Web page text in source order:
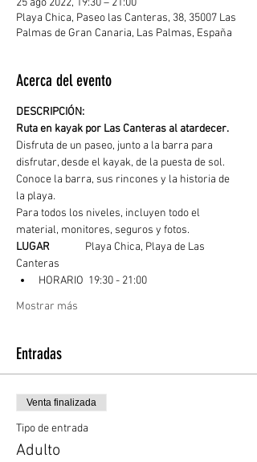
25 ago 2022, 19:30 – 21:00
Playa Chica, Paseo las Canteras, 38, 35007 Las
Palmas de Gran Canaria, Las Palmas, España
Acerca del evento
DESCRIPCIÓN:
Ruta en kayak por Las Canteras al atardecer.
Disfruta de un paseo, junto a la barra para
disfrutar, desde el kayak, de la puesta de sol.
Conoce la barra, sus rincones y la historia de
la playa.
Para todos los niveles, incluyen todo el
material, monitores, seguros y fotos.
LUGAR
Canteras
HORARIO  19:30 - 21:00
Mostrar más
Entradas
Venta finalizada
Tipo de entrada
Adulto